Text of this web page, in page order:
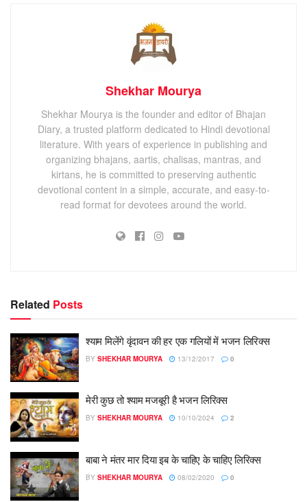
Shekhar Mourya
Shekhar Mourya is the founder and editor of Bhajan
Diary, a trusted platform dedicated to Hindi devotional
literature. With years of experience in publishing and
organizing bhajans, aartis, chalisas, mantras, and
kirtans, he is committed to preserving authentic
devotional content in a simple, accurate, and easy-to-
read format for devotees around the world.
Related Posts
श्याम मिलेंगे वृंदावन की हर एक गलियों में भजन लिरिक्स
BY SHEKHAR MOURYA 13/12/2017 0
मेरी कुछ तो श्याम मजबूरी है भजन लिरिक्स
BY SHEKHAR MOURYA 10/10/2024 2
बाबा ने मंतर मार दिया इब के चाहिए के चाहिए लिरिक्स
BY SHEKHAR MOURYA 08/02/2020 0